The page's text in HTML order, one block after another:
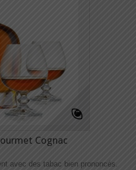
Cognac
avec des tabac bien prononcés.